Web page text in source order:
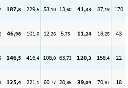
187,8 229,5 53,10 13,60 41,33 87,19 170
46,98 101,0 12,26 5,75 11,24 18,25 43
146,5 416,4 108,0 63,73 120,3 158,4 22
125,4 221,1 60,77 28,85 39,04 70,97 18